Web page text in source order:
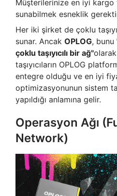
Müşterilerinize en iyi kargo
sunabilmek esneklik
Her iki şirket de çoklu
sunar. Ancak OPLOG, bunu
çoklu taşıyıcılı bir ağ"
taşıyıcıların OPLOG
entegre olduğu ve en iyi
optimizasyonunun sistem
yapıldığı anlamına gelir.
Operasyon Ağı
Network)